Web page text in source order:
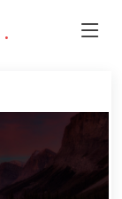
.